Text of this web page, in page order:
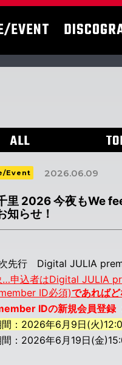
EVENT
ALL
Event 2026.06.09
里 2026 今夜もWe
知らせ！
次先行 Digital JULIA
申込者はDigital JULIA
ID必須)であればど
IDの新規会員登録
間：2026年6月9日(火
間：2026年6月19日(金